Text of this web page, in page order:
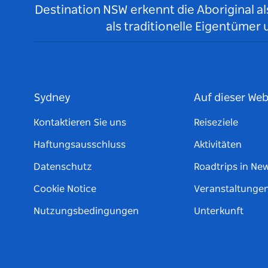
Destination NSW erkennt die Aboriginal
als traditionelle Eigentümer
Sydney
Kontaktieren Sie uns
Haftungsausschluss
Datenschutz
Cookie Notice
Nutzungsbedingungen
Auf dieser
Reiseziele
Aktivitäten
Roadtrips in
Unterkunft